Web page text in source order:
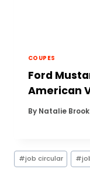
COUPES
Ford
American
By Natalie
Post
Tags:
#job circular #